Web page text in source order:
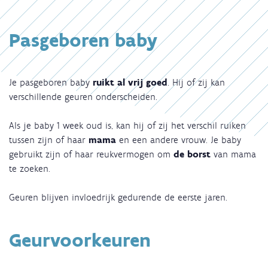
Pasgeboren baby
Je pasgeboren baby ruikt al vrij goed . Hij of zij kan
verschillende geuren onderscheiden.
Als je baby 1 week oud is, kan hij of zij het verschil ruiken
tussen zijn of haar mama en een andere vrouw. Je baby
gebruikt zijn of haar reukvermogen om de borst van mama
te zoeken.
Geuren blijven invloedrijk gedurende de eerste jaren.
Geurvoorkeuren